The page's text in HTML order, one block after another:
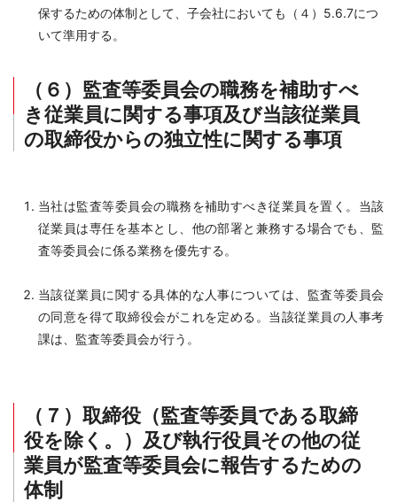
保するための体制として、子会社においても（４）5.6.7につ
いて準用する。
（６）監査等委員会の職務を補助すべ
き従業員に関する事項及び当該従業員
の取締役からの独立性に関する事項
当社は監査等委員会の職務を補助すべき従業員を置く。当該
従業員は専任を基本とし、他の部署と兼務する場合でも、監
査等委員会に係る業務を優先する。
当該従業員に関する具体的な人事については、監査等委員会
の同意を得て取締役会がこれを定める。当該従業員の人事考
課は、監査等委員会が行う。
（７）取締役（監査等委員である取締
役を除く。）及び執行役員その他の従
業員が監査等委員会に報告するための
体制